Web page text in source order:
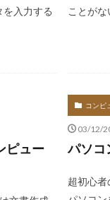
入力する
ことが
ピュー
コンピ
03/12/
パソコ
超初心者